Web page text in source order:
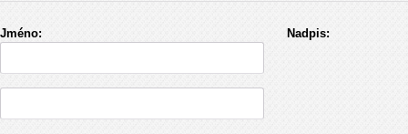
Jméno: Nadpis: